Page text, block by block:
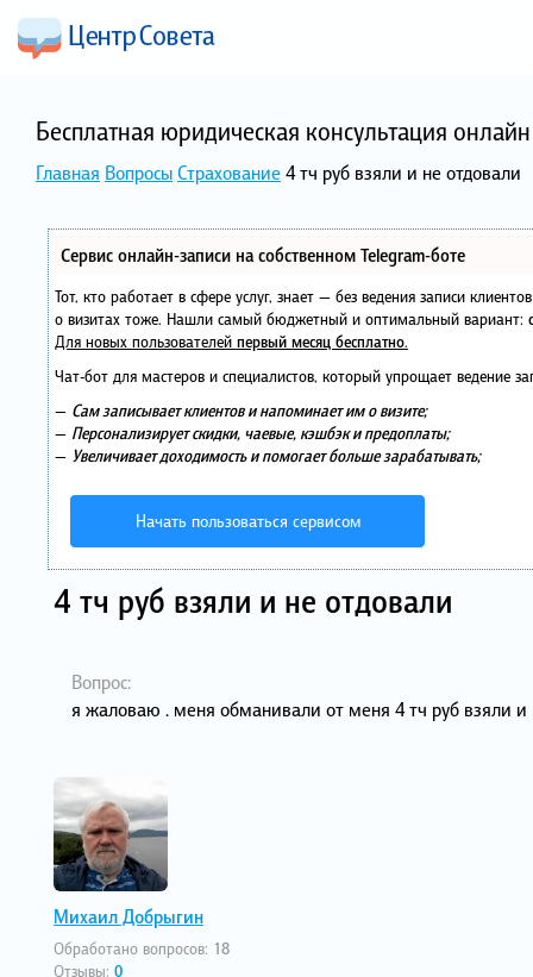
Бесплатная юридическая консультация
Главная ВопросыСтрахование 4 тч руб взяли и не отдовали
Сервис онлайн-записи на собственном Telegram-боте
Тот, кто работает в сфере услуг, знает — без ведения записи
о визитах тоже. Нашли самый бюджетный и оптимальный вариант:
Для новых пользователей первый месяц бесплатно.
Чат-бот для мастеров и специалистов, который упрощает ведение
— Сам записывает клиентов и напоминает им о визите;
— Персонализирует скидки, чаевые, кэшбэк и предоплаты;
— Увеличивает доходимость и помогает больше зарабатывать;
Начать пользоваться сервисом
4 тч руб взяли и не отдовали
Вопрос:
я жаловаю . меня обманивали от меня 4 тч руб взяли и
Михаил Добрыгин
Обработано вопросов: 18
Отзывы: 0